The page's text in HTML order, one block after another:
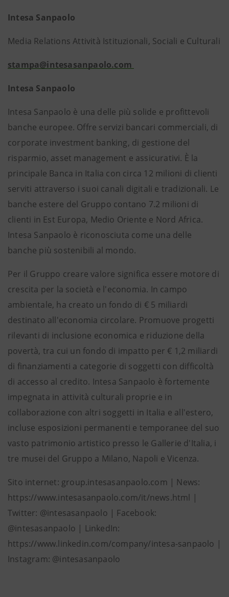
Intesa Sanpaolo
Media Relations Attività Istituzionali, Sociali e Culturali
stampa@intesasanpaolo.com
Intesa Sanpaolo
Intesa Sanpaolo è una delle più solide e profittevoli
banche europee. Offre servizi bancari commerciali, di
corporate investment banking, di gestione del
risparmio, asset management e assicurativi. È la
principale Banca in Italia con circa 12 milioni di clienti
serviti attraverso i suoi canali digitali e tradizionali. Le
banche estere del Gruppo contano 7.2 milioni di
clienti in Est Europa, Medio Oriente e Nord Africa.
Intesa Sanpaolo è riconosciuta come una delle
banche più sostenibili al mondo.
Per il Gruppo creare valore significa essere motore di
crescita per la società e l'economia. In campo
ambientale, ha creato un fondo di € 5 miliardi
destinato all'economia circolare. Promuove progetti
rilevanti di inclusione economica e riduzione della
povertà, tra cui un fondo di impatto per € 1,2 miliardi
di finanziamenti a categorie di soggetti con difficoltà
di accesso al credito. Intesa Sanpaolo è fortemente
impegnata in attività culturali proprie e in
collaborazione con altri soggetti in Italia e all'estero,
incluse esposizioni permanenti e temporanee del suo
vasto patrimonio artistico presso le Gallerie d'Italia, i
tre musei del Gruppo a Milano, Napoli e Vicenza.
Sito internet: group.intesasanpaolo.com | News:
https://www.intesasanpaolo.com/it/news.html |
Twitter: @intesasanpaolo | Facebook:
@intesasanpaolo | LinkedIn:
https://www.linkedin.com/company/intesa-sanpaolo |
Instagram: @intesasanpaolo